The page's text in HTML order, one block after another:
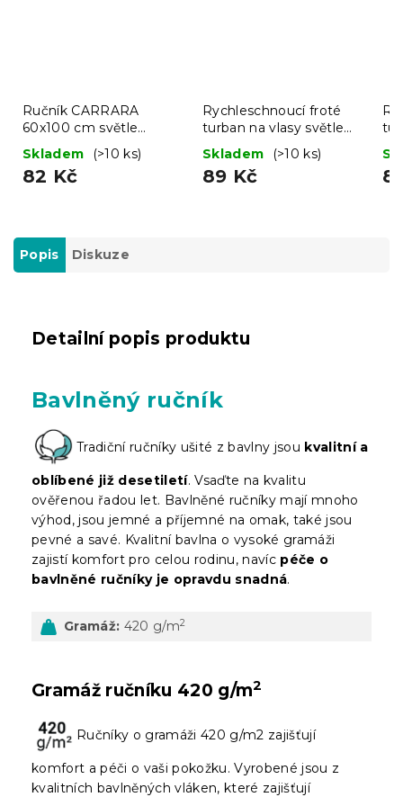
Ručník CARRARA
60x100 cm světle
hnědý, 100% bavlna
Skladem (>10 ks)
82 Kč
Rychleschnoucí froté
turban na vlasy světle
šedý, 100% bavlna
Skladem (>10 ks)
89 Kč
Popis Diskuze
Detailní popis produktu
Bavlněný ručník
Tradiční ručníky ušité z bavlny jsou kvalitní a
oblíbené již desetiletí. Vsaďte na kvalitu
ověřenou řadou let. Bavlněné ručníky mají mnoho
výhod, jsou jemné a příjemné na omak, také jsou
pevné a savé. Kvalitní bavlna o vysoké gramáži
zajistí komfort pro celou rodinu, navíc péče o
bavlněné ručníky je opravdu snadná.
Gramáž: 420 g/m2
Gramáž ručníku 420 g/m2
Ručníky o gramáži 420 g/m2 zajišťují
komfort a péči o vaši pokožku. Vyrobené jsou z
kvalitních bavlněných vláken, které zajišťují